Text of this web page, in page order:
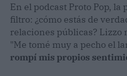
En el podcast Proto Pop, la
filtro: ¿cómo estás de
relaciones públicas? Lizzo
"Me tomé muy a pecho el
rompí mis propios